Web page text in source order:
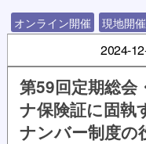
オンライン開催 現地開催
2024-
第59回定期総会
ナ保険証に固
ナンバー制度の